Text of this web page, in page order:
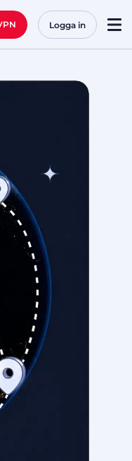
Logga in